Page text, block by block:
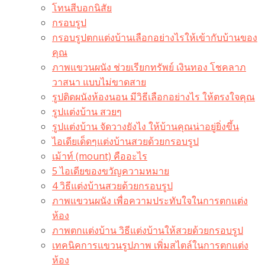
โทนสีบอกนิสัย
กรอบรูป
กรอบรูปตกแต่งบ้านเลือกอย่างไรให้เข้ากับบ้านของ
คุณ
ภาพแขวนผนัง ช่วยเรียกทรัพย์ เงินทอง โชคลาภ
วาสนา แบบไม่ขาดสาย
รูปติดผนังห้องนอน มีวิธีเลือกอย่างไร ให้ตรงใจคุณ
รูปแต่งบ้าน สวยๆ
รูปแต่งบ้าน จัดวางยังไง ให้บ้านคุณน่าอยู่ยิ่งขึ้น
ไอเดียเด็ดๆแต่งบ้านสวยด้วยกรอบรูป
เม้าท์ (mount) คืออะไร​
5 ไอเดียของขวัญความหมาย
4 วิธีแต่งบ้านสวยด้วยกรอบรูป
ภาพแขวนผนัง เพื่อความประทับใจในการตกแต่ง
ห้อง
ภาพตกแต่งบ้าน วิธีแต่งบ้านให้สวยด้วยกรอบรูป
เทคนิคการแขวนรูปภาพ เพิ่มสไตล์ในการตกแต่ง
ห้อง